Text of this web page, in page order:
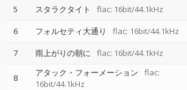
5
スタラクタイト flac: 16bit/44.1kHz
6
フォルセティ大通り flac: 16bit/44.1kHz
7
雨上がりの朝に flac: 16bit/44.1kHz
8 アタック・フォーメーション
flac:
16bit/44.1kHz